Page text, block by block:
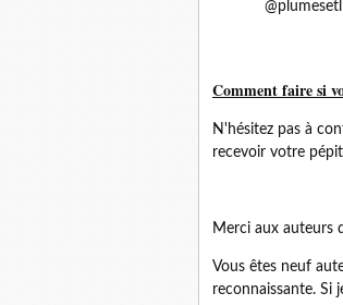
Comment faire si
N'hésitez pas à
recevoir votre
Merci aux auteurs
Vous êtes neuf
reconnaissante. Si